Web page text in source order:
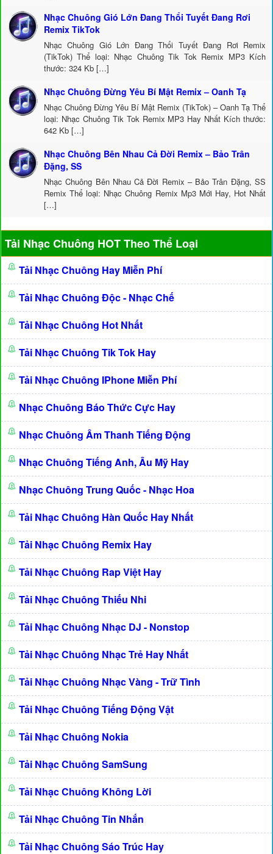
Nhạc Chuông Gió Lớn Đang Thổi Tuyết Đang Rơi
Remix TikTok
Nhạc Chuông Gió Lớn Đang Thổi Tuyết Đang Rơi Remix
(TikTok) Thể loại: Nhạc Chuông Tik Tok Remix MP3 Kích
thước: 324 Kb […]
Nhạc Chuông Đừng Yêu Bí Mật Remix – Oanh Tạ
Nhạc Chuông Đừng Yêu Bí Mật Remix (TikTok) – Oanh Tạ Thể
loại: Nhạc Chuông Tik Tok Remix MP3 Hay Nhất Kích thước:
642 Kb […]
Nhạc Chuông Bên Nhau Cả Đời Remix – Bảo Trân
Đặng, SS
Nhạc Chuông Bên Nhau Cả Đời Remix – Bảo Trân Đặng, SS
Remix Thể loại: Nhạc Chuông Remix Mp3 Mới Hay, Hot Nhất
[…]
Tải Nhạc Chuông HOT Theo Thể Loại
Tải Nhạc Chuông Hay Miễn Phí
Tải Nhạc Chuông Độc - Nhạc Chế
Tải Nhạc Chuông Hot Nhất
Tải Nhạc Chuông Tik Tok Hay
Tải Nhạc Chuông IPhone Miễn Phí
Nhạc Chuông Báo Thức Cực Hay
Nhạc Chuông Âm Thanh Tiếng Động
Nhạc Chuông Tiếng Anh, Âu Mỹ Hay
Nhạc Chuông Trung Quốc - Nhạc Hoa
Tải Nhạc Chuông Hàn Quốc Hay Nhất
Tải Nhạc Chuông Remix Hay
Tải Nhạc Chuông Rap Việt Hay
Tải Nhạc Chuông Thiếu Nhi
Tải Nhạc Chuông Nhạc DJ - Nonstop
Tải Nhạc Chuông Nhạc Trẻ Hay Nhất
Tải Nhạc Chuông Nhạc Vàng - Trữ Tình
Tải Nhạc Chuông Tiếng Động Vật
Tải Nhạc Chuông Nokia
Tải Nhạc Chuông SamSung
Tải Nhạc Chuông Không Lời
Tải Nhạc Chuông Tin Nhắn
Tải Nhạc Chuông Sáo Trúc Hay